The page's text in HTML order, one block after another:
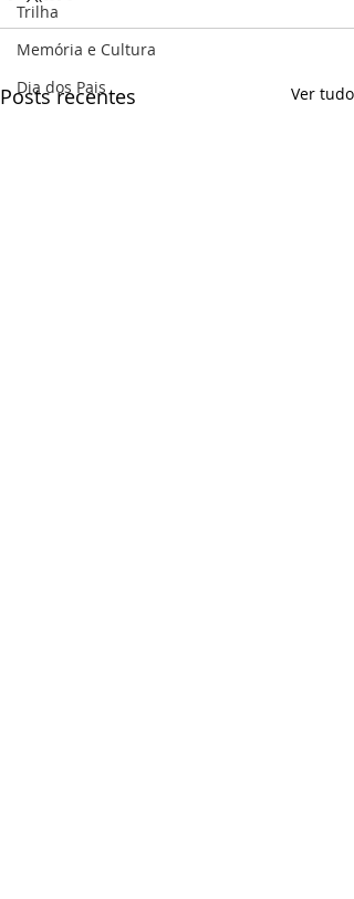
Trilha
Memória e Cultura
Dia dos Pais
Posts recentes Ver tudo